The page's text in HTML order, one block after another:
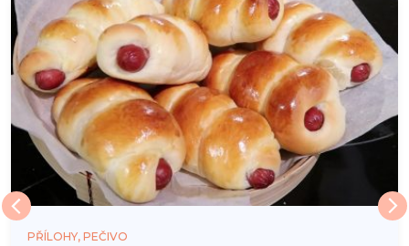
PŘÍLOHY, PEČIVO